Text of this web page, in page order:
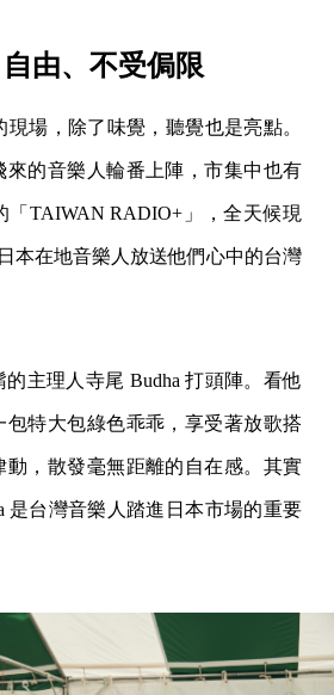
由、不受侷限
現場，除了味覺，聽覺也是亮點。
來的音樂人輪番上陣，市集中也有
「TAIWAN RADIO+」，全天候現
本在地音樂人放送他們心中的台灣
主理人寺尾 Budha 打頭陣。看他
包特大包綠色乖乖，享受著放歌搭
動，散發毫無距離的自在感。其實
是台灣音樂人踏進日本市場的重要